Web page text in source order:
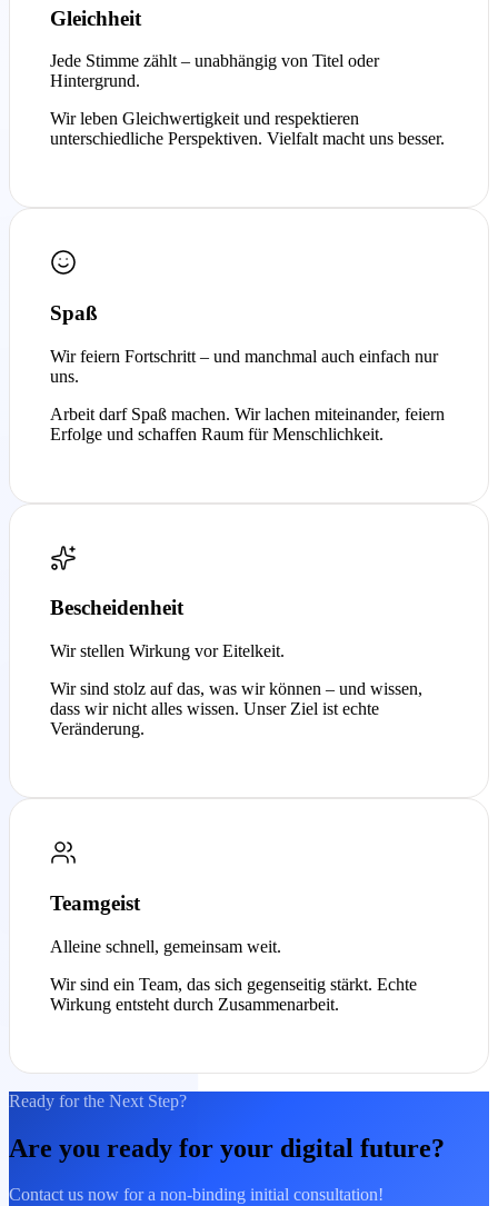
Gleichheit
Jede Stimme zählt – unabhängig von Titel oder
Hintergrund.
Wir leben Gleichwertigkeit und respektieren
unterschiedliche Perspektiven. Vielfalt macht uns besser.
Spaß
Wir feiern Fortschritt – und manchmal auch einfach nur
uns.
Arbeit darf Spaß machen. Wir lachen miteinander, feiern
Erfolge und schaffen Raum für Menschlichkeit.
Bescheidenheit
Wir stellen Wirkung vor Eitelkeit.
Wir sind stolz auf das, was wir können – und wissen,
dass wir nicht alles wissen. Unser Ziel ist echte
Veränderung.
Teamgeist
Alleine schnell, gemeinsam weit.
Wir sind ein Team, das sich gegenseitig stärkt. Echte
Wirkung entsteht durch Zusammenarbeit.
Ready for the Next Step?
Are you ready for your digital future?
Contact us now for a non-binding initial consultation!